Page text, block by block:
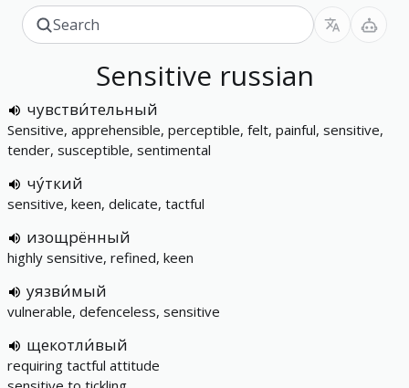
Sensitive russian
чувстви́тельный
Sensitive, apprehensible, perceptible, felt, painful, sensitive,
tender, susceptible, sentimental
чу́ткий
sensitive, keen, delicate, tactful
изощрённый
highly sensitive, refined, keen
уязви́мый
vulnerable, defenceless, sensitive
щекотли́вый
requiring tactful attitude